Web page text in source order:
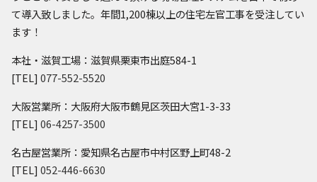
て導入致しました。年間1,200棟以上の住宅左官工事を受注してい
ます！
本社・滋賀工場：滋賀県栗東市出庭584-1
[TEL] 077-552-5520
大阪営業所：大阪府大阪市鶴見区茨田大宮1-3-33
[TEL] 06-4257-3500
名古屋営業所：愛知県名古屋市中村区野上町48-2
[TEL] 052-446-6630